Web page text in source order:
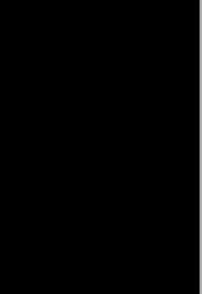
Tesis
en uno
del cine
y dejando
detrás
Park